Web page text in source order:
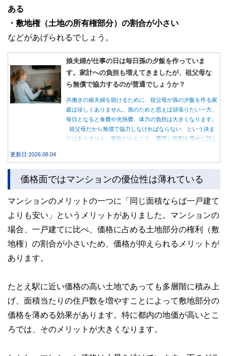
ある
・敷地権（土地の所有権部分）の割合が小さい
などがあげられるでしょう。
娘夫婦が仕事の日は毎日孫の夕飯を作っていま
す。家計への負担も増えてきましたが、祖父母な
ら無償で協力するのが普通でしょうか？
共働きの娘夫婦を助けるために、祖父母が孫の夕飯を作る家
庭は珍しくありません。孫のためと思えば頑張りたい一方、
毎日となると食費や光熱費、体力の負担は大きくなります。
祖父母だから無償で協力しなければならない、という決ま
りはありません。家族だからこそ、費用と役割を早めに話し
更新日:2026.08.04
価格面ではマンションの優位性は薄れている
マンションのメリットの一つに「同じ面積ならば一戸建て
よりも安い」というメリットがありました。マンションの
場合、一戸建てに比べ、価格に占める土地部分の権利（敷
地権）の割合が小さいため、価格が抑えられるメリットが
あります。
たとえ駅に近い価格の高い土地であっても多層階に積み上
げ、面積当たりの住戸数を増やすことによって敷地部分の
価格を薄める効果があります。特に都内の地価が高いとこ
ろでは、そのメリットが大きくなります。